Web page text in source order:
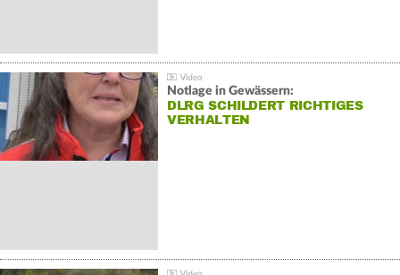
Notlage in Gewässern:
DLRG SCHILDERT RICHTIGES
VERHALTEN